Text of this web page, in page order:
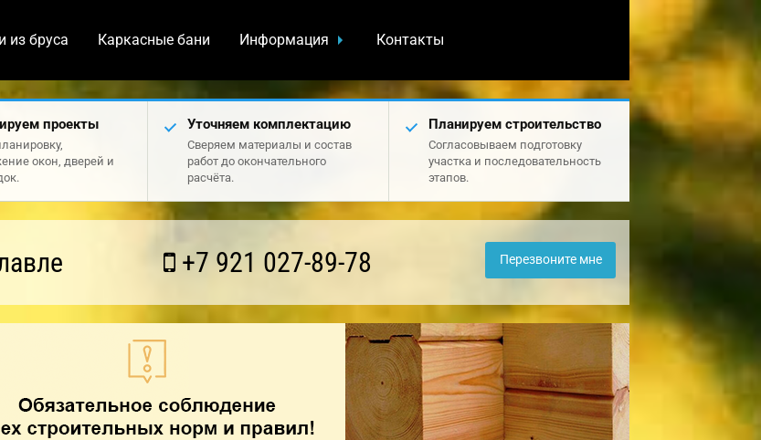
из бруса Каркасные бани Информация Контакты
проекты
окон, дверей и
Уточняем комплектацию
Сверяем материалы и состав
работ до окончательного
расчёта.
Планируем строительство
Согласовываем подготовку
участка и последовательность
этапов.
+7 921 027-89-78 Перезвоните мне